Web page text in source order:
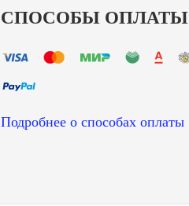
СПОСОБЫ ОПЛАТЫ
Подробнее о способах оплаты